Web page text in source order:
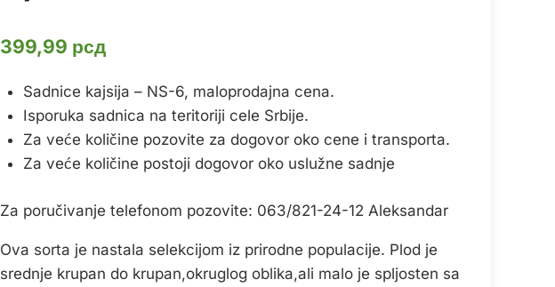
399,99 рсд
Sadnice kajsija – NS-6, maloprodajna cena.
Isporuka sadnica na teritoriji cele Srbije.
Za veće količine pozovite za dogovor oko cene i transporta.
Za veće količine postoji dogovor oko uslužne sadnje
Za poručivanje telefonom pozovite: 063/821-24-12 Aleksandar
Ova sorta je nastala selekcijom iz prirodne populacije. Plod je
srednje krupan do krupan,okruglog oblika,ali malo je spljosten sa